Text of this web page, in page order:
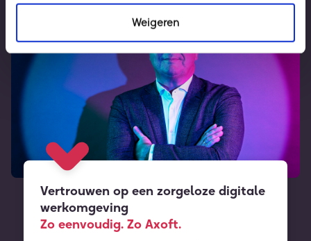
Weigeren
Vertrouwen op een zorgeloze digitale
werkomgeving
Zo eenvoudig. Zo Axoft.